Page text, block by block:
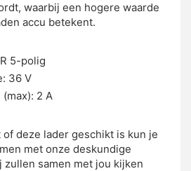
waarbij een hogere waarde
accu betekent.
5-polig
36 V
2 A
deze lader geschikt is kun je
met onze deskundige
zullen samen met jou kijken